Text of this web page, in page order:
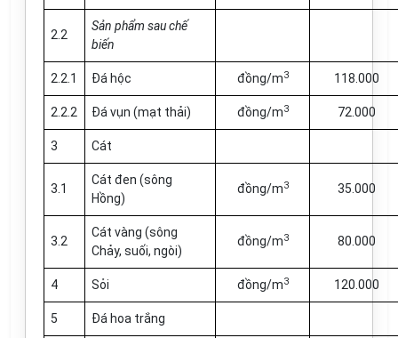
2.2
Sản phẩm sau chế
biến
2.2.1 Đá hộc đồng/m3 118.000
2.2.2 Đá vụn (mạt thải) đồng/m3 72.000
3 Cát
3.1
Cát đen (sông
Hồng)
đồng/m3 35.000
3.2
Cát vàng (sông
Chảy, suối, ngòi)
đồng/m3 80.000
4 Sỏi đồng/m3 120.000
5 Đá hoa trắng